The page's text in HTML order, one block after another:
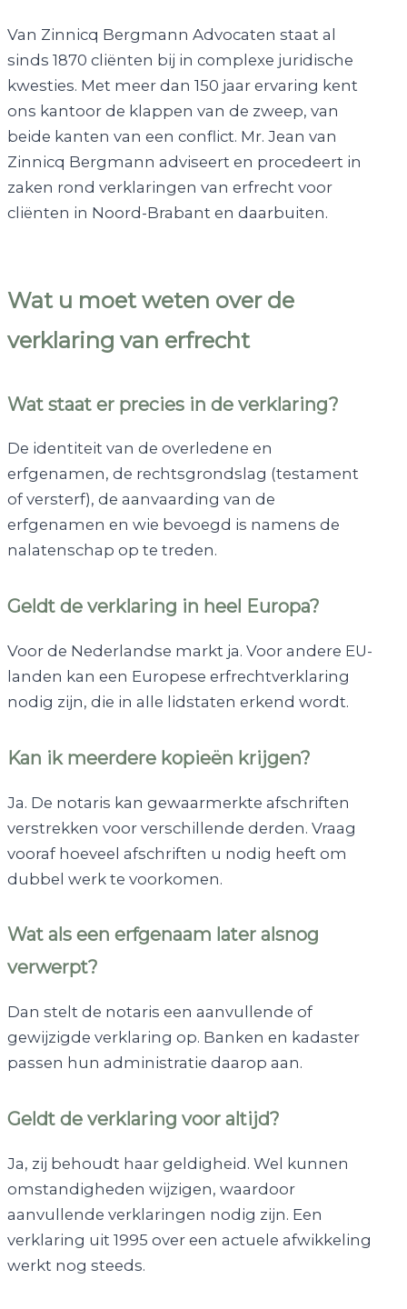
Van Zinnicq Bergmann Advocaten staat al
sinds 1870 cliënten bij in complexe juridische
kwesties. Met meer dan 150 jaar ervaring kent
ons kantoor de klappen van de zweep, van
beide kanten van een conflict. Mr. Jean van
Zinnicq Bergmann adviseert en procedeert in
zaken rond verklaringen van erfrecht voor
cliënten in Noord-Brabant en daarbuiten.
Wat u moet weten over de
verklaring van erfrecht
Wat staat er precies in de verklaring?
De identiteit van de overledene en
erfgenamen, de rechtsgrondslag (testament
of versterf), de aanvaarding van de
erfgenamen en wie bevoegd is namens de
nalatenschap op te treden.
Geldt de verklaring in heel Europa?
Voor de Nederlandse markt ja. Voor andere EU-
landen kan een Europese erfrechtverklaring
nodig zijn, die in alle lidstaten erkend wordt.
Kan ik meerdere kopieën krijgen?
Ja. De notaris kan gewaarmerkte afschriften
verstrekken voor verschillende derden. Vraag
vooraf hoeveel afschriften u nodig heeft om
dubbel werk te voorkomen.
Wat als een erfgenaam later alsnog
verwerpt?
Dan stelt de notaris een aanvullende of
gewijzigde verklaring op. Banken en kadaster
passen hun administratie daarop aan.
Geldt de verklaring voor altijd?
Ja, zij behoudt haar geldigheid. Wel kunnen
omstandigheden wijzigen, waardoor
aanvullende verklaringen nodig zijn. Een
verklaring uit 1995 over een actuele afwikkeling
werkt nog steeds.